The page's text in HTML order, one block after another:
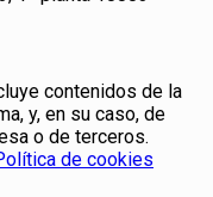
contenidos de la
y, en su caso, de
o de terceros.
de cookies